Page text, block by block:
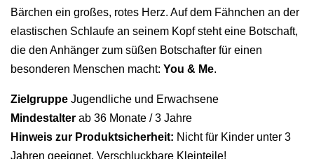
Bärchen ein großes, rotes Herz. Auf dem Fähnchen an der
elastischen Schlaufe an seinem Kopf steht eine Botschaft,
die den Anhänger zum süßen Botschafter für einen
besonderen Menschen macht: You & Me.
Zielgruppe Jugendliche und Erwachsene
Mindestalter ab 36 Monate / 3 Jahre
Hinweis zur Produktsicherheit: Nicht für Kinder unter 3
Jahren geeignet. Verschluckbare Kleinteile!